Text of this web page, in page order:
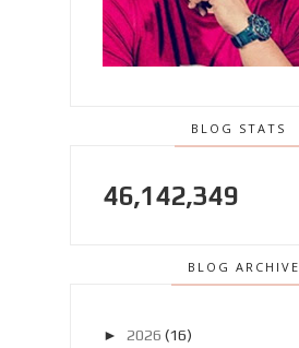
BLOG STATS
46,142,349
BLOG ARCHIVE
► 2026 (16)